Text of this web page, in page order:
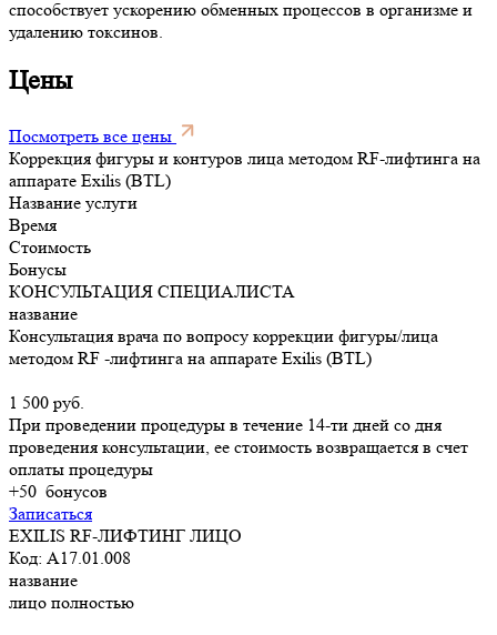
способствует ускорению обменных процессов в организме и
удалению токсинов.
Цены
Посмотреть все цены
Коррекция фигуры и контуров лица методом RF-лифтинга на
аппарате Exilis (BTL)
Название услуги
Время
Стоимость
Бонусы
КОНСУЛЬТАЦИЯ СПЕЦИАЛИСТА
название
Консультация врача по вопросу коррекции фигуры/лица
методом RF -лифтинга на аппарате Exilis (BTL)
1 500 руб.
При проведении процедуры в течение 14-ти дней со дня
проведения консультации, ее стоимость возвращается в счет
оплаты процедуры
+50 бонусов
Записаться
EXILIS RF-ЛИФТИНГ ЛИЦО
Код: А17.01.008
название
лицо полностью